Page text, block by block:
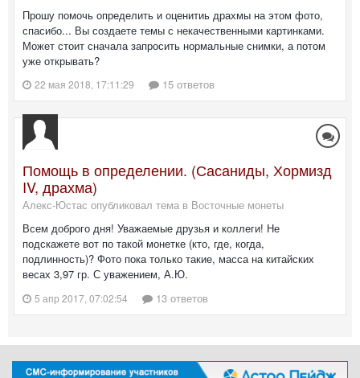
Прошу помочь определить и оценитиь драхмы на этом фото,
спасибо... Вы создаете темы с некачественными картинками.
Может стоит сначала запросить нормальные снимки, а потом
уже открывать?
22 мая 2018, 17:11:29 15 ответов
Помощь в определении. (Сасаниды, Хормизд
IV, драхма)
Алекс-Юстас опубликовал тема в Восточные монеты
Всем доброго дня! Уважаемые друзья и коллеги! Не
подскажете вот по такой монетке (кто, где, когда,
подлинность)? Фото пока только такие, масса на китайских
весах 3,97 гр. С уважением, А.Ю.
5 апр 2017, 07:02:54 13 ответов